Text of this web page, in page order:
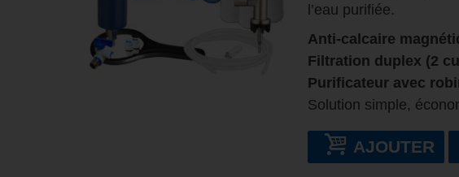
l’eau purifiée.
Anti-calcaire
Filtration duplex (2
Purificateur avec
Solution simple,
AJOUTER